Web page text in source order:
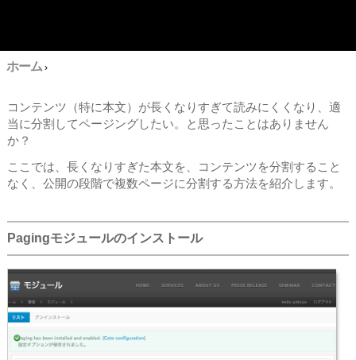
ホーム›
コンテンツ（特に本文）が長くなりすぎて読みにくくなり、適
当に分割してページングしたい。と思ったことはありません
か？
ここでは、長くなりすぎた本文を、コンテンツを分割すること
なく、公開の段階で複数ページに分割する方法を紹介します。
Pagingモジュールのインストール